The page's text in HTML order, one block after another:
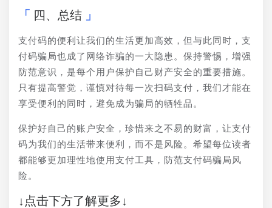
四、总结
支付码的便利让我们的生活更加高效，但与此同时，支
付码骗局也成了网络诈骗的一大隐患。保持警惕，增强
防范意识，是每个用户保护自己财产安全的重要措施。
只有提高警觉，谨慎对待每一次扫码支付，我们才能在
享受便利的同时，避免成为骗局的牺牲品。
保护好自己的账户安全，珍惜来之不易的财富，让支付
码为我们的生活带来便利，而不是风险。希望每位读者
都能够更加理性地使用支付工具，防范支付码骗局风
险。
↓点击下方了解更多↓